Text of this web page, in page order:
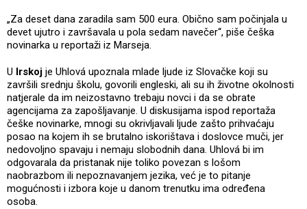
„Za deset dana zaradila sam 500 eura. Obično sam počinjala u
devet ujutro i završavala u pola sedam navečer“, piše češka
novinarka u reportaži iz Marseja.
U Irskoj je Uhlová upoznala mlade ljude iz Slovačke koji su
završili srednju školu, govorili engleski, ali su ih životne okolnosti
natjerale da im neizostavno trebaju novci i da se obrate
agencijama za zapošljavanje. U diskusijama ispod reportaža
češke novinarke, mnogi su okrivljavali ljude zašto prihvaćaju
posao na kojem ih se brutalno iskorištava i doslovce muči, jer
nedovoljno spavaju i nemaju slobodnih dana. Uhlová bi im
odgovarala da pristanak nije toliko povezan s lošom
naobrazbom ili nepoznavanjem jezika, već je to pitanje
mogućnosti i izbora koje u danom trenutku ima određena
osoba.